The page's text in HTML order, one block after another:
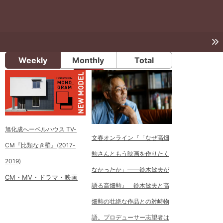
Weekly Monthly Total
旭化成へーベルハウス TV-
CM『比類なき壁』(2017-
2019)
CM・MV・ドラマ・映画
文春オンライン『「なぜ高畑
勲さんともう映画を作りたく
なかったか」――鈴木敏夫が
語る高畑勲』 鈴木敏夫と高
畑勲の壮絶な作品との対峙物
語。プロデューサー志望者は